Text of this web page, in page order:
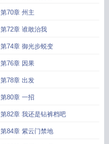
第70章 州主
第72章 谁敢治我
第74章 御光步蜕变
第76章 因果
第78章 出发
第80章 一招
第82章 我还是钻裤档吧
第84章 紫云门禁地